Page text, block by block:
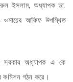
ইসলাম, অধ্যাপক ডা.
আফিফ উপস্থিত
সরকার অধ্যাপক এ কে
কমিশন গঠন করে।